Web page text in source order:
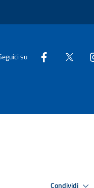
su
Condividi